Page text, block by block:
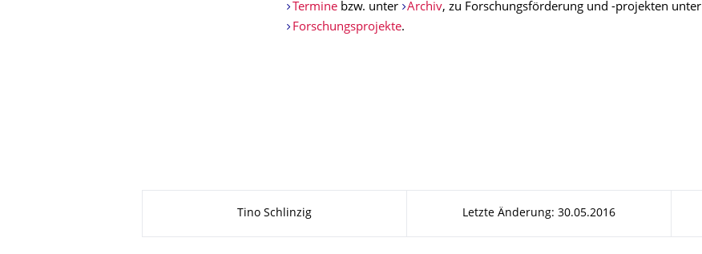
Terminebzw. unter Archiv, zu Forschungsförderung und -projekten unter
Forschungsprojekte.
Tino Schlinzig Letzte Änderung: 30.05.2016